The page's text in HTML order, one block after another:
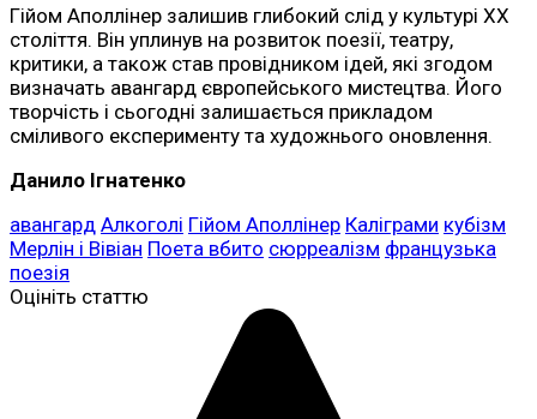
Гійом Аполлінер залишив глибокий слід у культурі ХХ
століття. Він уплинув на розвиток поезії, театру,
критики, а також став провідником ідей, які згодом
визначать авангард європейського мистецтва. Його
творчість і сьогодні залишається прикладом
сміливого експерименту та художнього оновлення.
Данило Ігнатенко
авангард Алкоголі Гійом Аполлінер Каліграми кубізм
Мерлін і Вівіан Поета вбито сюрреалізм французька
поезія
Оцініть статтю